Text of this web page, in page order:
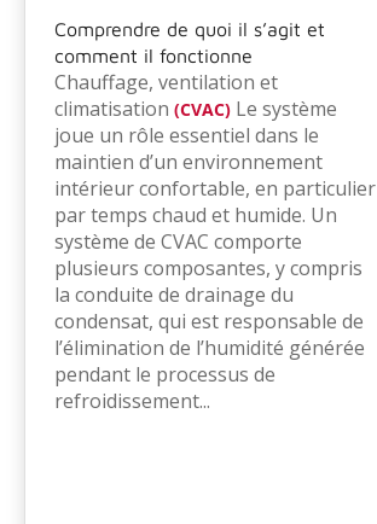
Comprendre de quoi il s’agit et
comment il fonctionne
Chauffage, ventilation et
climatisation (CVAC) Le système
joue un rôle essentiel dans le
maintien d’un environnement
intérieur confortable, en particulier
par temps chaud et humide. Un
système de CVAC comporte
plusieurs composantes, y compris
la conduite de drainage du
condensat, qui est responsable de
l’élimination de l’humidité générée
pendant le processus de
refroidissement...